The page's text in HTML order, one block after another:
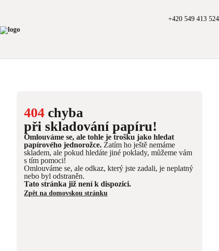
+420 549 413 524
404 chyba
při skladování papíru!
Omlouváme se, ale tohle je trošku jako hledat
papírového jednorožce. Zatím ho ještě nemáme
skladem, ale pokud hledáte jiné poklady, můžeme vám
s tím pomoci!
Omlouváme se, ale odkaz, který jste zadali, je neplatný
nebo byl odstraněn.
Tato stránka již není k dispozici.
Zpět na domovskou stránku